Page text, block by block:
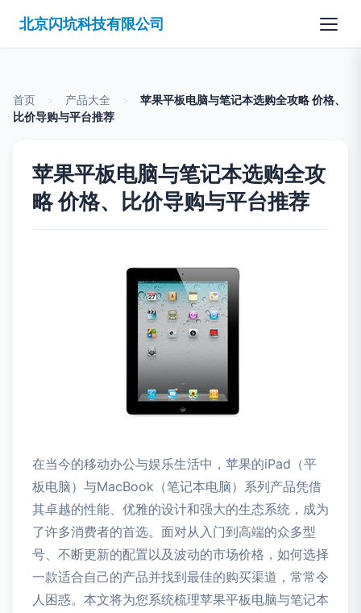
北京闪坑科技有限公司
首页 产品大全
苹果平板电脑与笔记本选购全攻略 价格、
比价导购与平台推荐
苹果平板电脑与笔记本选购全攻
略 价格、比价导购与平台推荐
在当今的移动办公与娱乐生活中，苹果的iPad（平
板电脑）与MacBook（笔记本电脑）系列产品凭借
其卓越的性能、优雅的设计和强大的生态系统，成为
了许多消费者的首选。面对从入门到高端的众多型
号、不断更新的配置以及波动的市场价格，如何选择
一款适合自己的产品并找到最佳的购买渠道，常常令
人困惑。本文将为您系统梳理苹果平板电脑与笔记本